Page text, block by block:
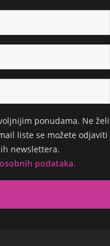
ponudama. Ne
liste se možete odjaviti
newslettera.
podataka.